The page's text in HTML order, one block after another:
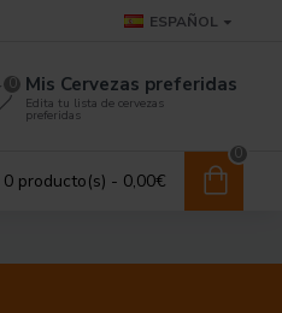
ESPAÑOL
Mis Cervezas preferidas
Edita tu lista de cervezas
preferidas
0
0 producto(s) - 0,00€
0